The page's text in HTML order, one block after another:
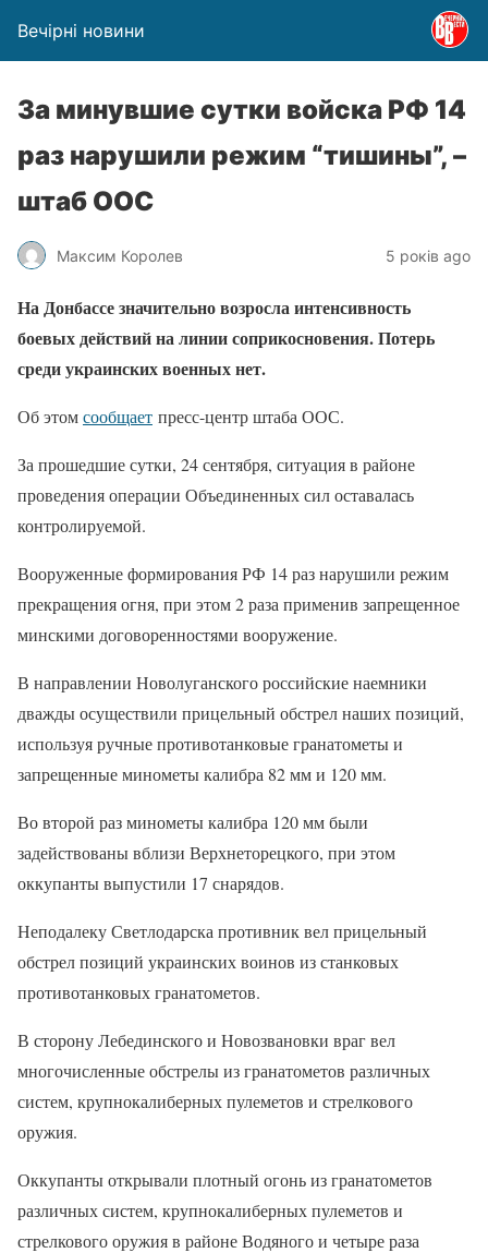
Вечірні новини
За минувшие сутки войска РФ 14
раз нарушили режим “тишины”, –
штаб ООС
Максим Королев 5 років ago
На Донбассе значительно возросла интенсивность
боевых действий на линии соприкосновения. Потерь
среди украинских военных нет.
Об этомсообщает пресс-центр штаба ООС.
За прошедшие сутки, 24 сентября, ситуация в районе
проведения операции Объединенных сил оставалась
контролируемой.
Вооруженные формирования РФ 14 раз нарушили режим
прекращения огня, при этом 2 раза применив запрещенное
минскими договоренностями вооружение.
В направлении Новолуганского российские наемники
дважды осуществили прицельный обстрел наших позиций,
используя ручные противотанковые гранатометы и
запрещенные минометы калибра 82 мм и 120 мм.
Во второй раз минометы калибра 120 мм были
задействованы вблизи Верхнеторецкого, при этом
оккупанты выпустили 17 снарядов.
Неподалеку Светлодарска противник вел прицельный
обстрел позиций украинских воинов из станковых
противотанковых гранатометов.
В сторону Лебединского и Новозвановки враг вел
многочисленные обстрелы из гранатометов различных
систем, крупнокалиберных пулеметов и стрелкового
оружия.
Оккупанты открывали плотный огонь из гранатометов
различных систем, крупнокалиберных пулеметов и
стрелкового оружия в районе Водяного и четыре раза